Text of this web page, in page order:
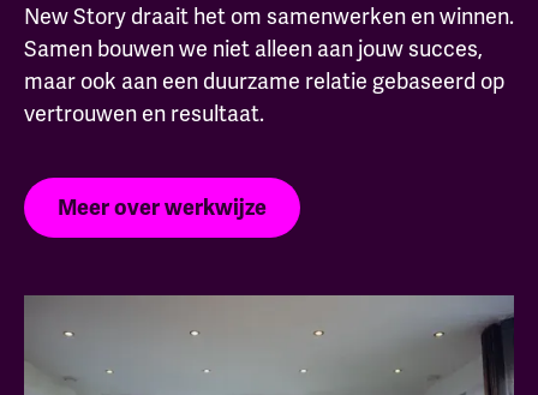
New Story draait het om samenwerken en winnen.
Samen bouwen we niet alleen aan jouw succes,
maar ook aan een duurzame relatie gebaseerd op
vertrouwen en resultaat.
Meer over werkwijze